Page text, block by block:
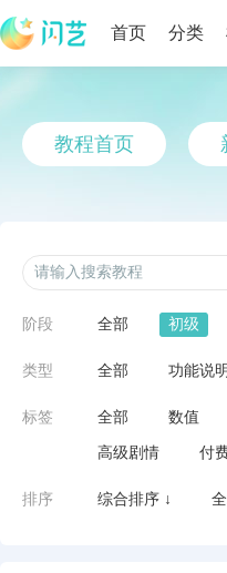
首页 分类
教程首页
阶段 全部 初级
类型 全部 功能说明
标签 全部 数值
高级剧情 付
排序 综合排序 ↓